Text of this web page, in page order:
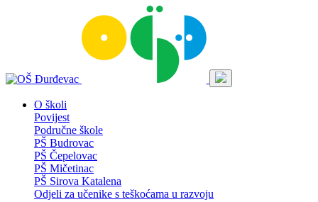
O školi
Povijest
Područne škole
PŠ Budrovac
PŠ Čepelovac
PŠ Mičetinac
PŠ Sirova Katalena
Odjeli za učenike s teškoćama u razvoju